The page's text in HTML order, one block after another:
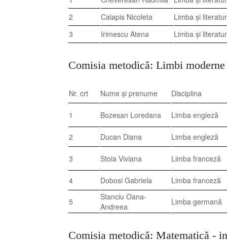
2
Calapis Nicoleta
Limba și
3
Irimescu Atena Limba și
Comisia metodică: Limbi
Nr. crt Nume și prenume Disciplina
1 Bozesan Loredana Limba engleză
2 Ducan Diana Limba engleză
3 Stoia Viviana Limba franceză
4 Dobosi Gabriela Limba franceză
5
Stanciu Oana-
Andreea
Limba germană
Comisia metodică: Matematică -